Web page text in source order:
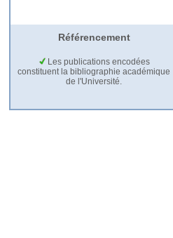
Référencement
Les publications encodées
constituent la bibliographie académique
de l'Université.